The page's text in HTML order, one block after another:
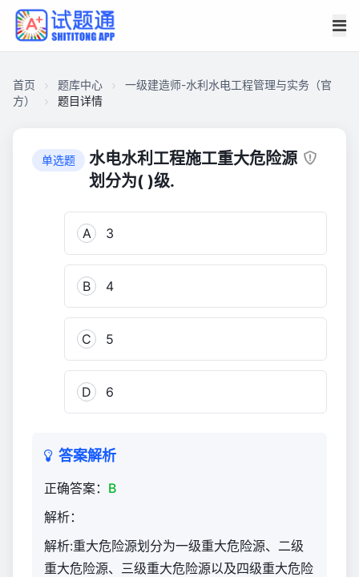
首页 题库中心
一级建造师-水利水电工程管理与实务（官
方）
题目详情
单选题
水电水利工程施工重大危险源
划分为( )级.
A 3
B 4
C 5
D 6
答案解析
正确答案： B
解析：
解析:重大危险源划分为一级重大危险源、二级
重大危险源、三级重大危险源以及四级重大危险